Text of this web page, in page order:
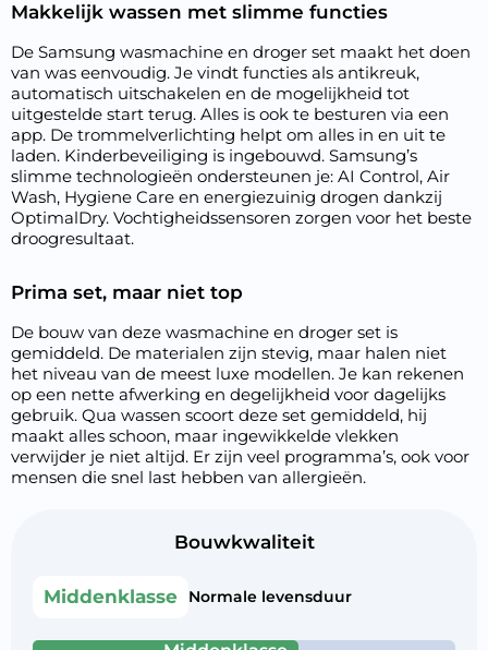
Makkelijk wassen met slimme functies
De Samsung wasmachine en droger set maakt het doen
van was eenvoudig. Je vindt functies als antikreuk,
automatisch uitschakelen en de mogelijkheid tot
uitgestelde start terug. Alles is ook te besturen via een
app. De trommelverlichting helpt om alles in en uit te
laden. Kinderbeveiliging is ingebouwd. Samsung’s
slimme technologieën ondersteunen je: AI Control, Air
Wash, Hygiene Care en energiezuinig drogen dankzij
OptimalDry. Vochtigheidssensoren zorgen voor het beste
droogresultaat.
Prima set, maar niet top
De bouw van deze wasmachine en droger set is
gemiddeld. De materialen zijn stevig, maar halen niet
het niveau van de meest luxe modellen. Je kan rekenen
op een nette afwerking en degelijkheid voor dagelijks
gebruik. Qua wassen scoort deze set gemiddeld, hij
maakt alles schoon, maar ingewikkelde vlekken
verwijder je niet altijd. Er zijn veel programma’s, ook voor
mensen die snel last hebben van allergieën.
Bouwkwaliteit
Middenklasse Normale levensduur